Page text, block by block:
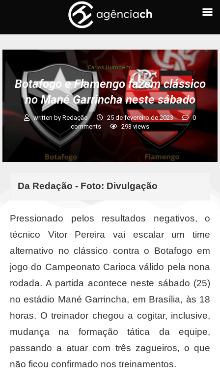
Carlos Humberto
Botafogo e Flamengo fazem clássico
no Mané Garrincha neste sábado
written by Redação 25 de fevereiro de 2023
0
comments
293views
Da Redação - Foto: Divulgação
Pressionado pelos resultados negativos, o
técnico Vitor Pereira vai escalar um time
alternativo no clássico contra o Botafogo em
jogo do Campeonato Carioca válido pela nona
rodada. A partida acontece neste sábado (25)
no estádio Mané Garrincha, em Brasília, às 18
horas. O treinador chegou a cogitar, inclusive,
mudança na formação tática da equipe,
passando a atuar com três zagueiros, o que
não ficou confirmado nos treinamentos.